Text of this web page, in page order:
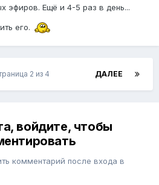
эфиров. Ещё и 4-5 раз в день...
его.
ДАЛЕЕ
2 из 4
войдите, чтобы
комментарий после входа в